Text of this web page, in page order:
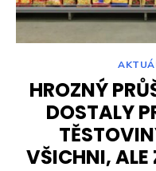
HROZNÝ
DOSTALY
VŠICHNI,